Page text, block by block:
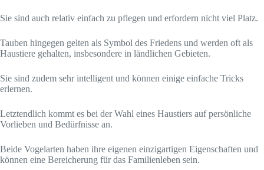
Sie sind auch relativ einfach zu pflegen und erfordern nicht viel Platz.
Tauben hingegen gelten als Symbol des Friedens und werden oft als
Haustiere gehalten, insbesondere in ländlichen Gebieten.
Sie sind zudem sehr intelligent und können einige einfache Tricks
erlernen.
Letztendlich kommt es bei der Wahl eines Haustiers auf persönliche
Vorlieben und Bedürfnisse an.
Beide Vogelarten haben ihre eigenen einzigartigen Eigenschaften und
können eine Bereicherung für das Familienleben sein.